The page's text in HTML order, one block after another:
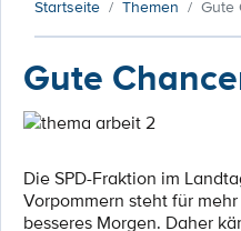
Startseite Themen Gute
Gute
Die SPD-Fraktion im
Vorpommern steht für
besseres Morgen. Daher